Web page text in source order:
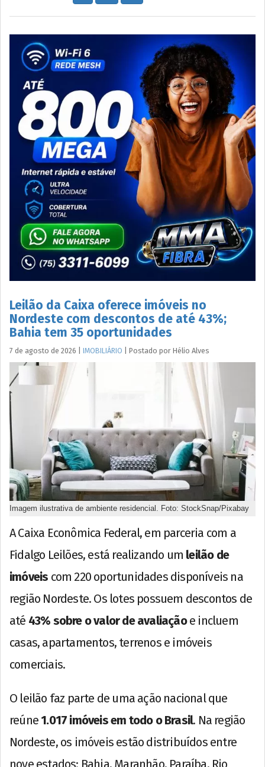
Leilão da Caixa oferece imóveis no
Nordeste com descontos de até 43%;
Bahia tem 35 oportunidades
7 de agosto de 2026 IMOBILIÁRIO Postado por Hélio Alves
Imagem ilustrativa de ambiente residencial. Foto: StockSnap/Pixabay
A Caixa Econômica Federal, em parceria com a
Fidalgo Leilões, está realizando um leilão de
imóveis com 220 oportunidades disponíveis na
região Nordeste. Os lotes possuem descontos de
até 43% sobre o valor de avaliaçãoe incluem
casas, apartamentos, terrenos e imóveis
comerciais.
O leilão faz parte de uma ação nacional que
reúne 1.017 imóveis em todo o Brasil. Na região
Nordeste, os imóveis estão distribuídos entre
nove estados: Bahia, Maranhão, Paraíba, Rio